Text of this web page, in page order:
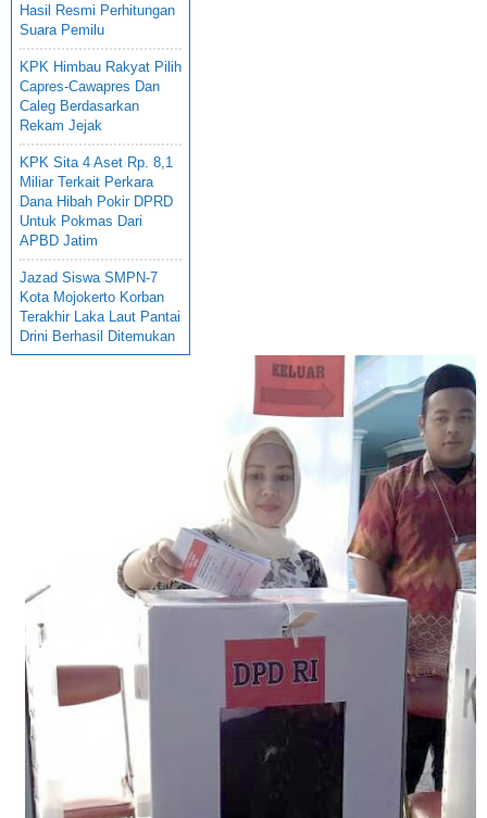
Hasil Resmi Perhitungan
Suara Pemilu
KPK Himbau Rakyat Pilih
Capres-Cawapres Dan
Caleg Berdasarkan
Rekam Jejak
KPK Sita 4 Aset Rp. 8,1
Miliar Terkait Perkara
Dana Hibah Pokir DPRD
Untuk Pokmas Dari
APBD Jatim
Jazad Siswa SMPN-7
Kota Mojokerto Korban
Terakhir Laka Laut Pantai
Drini Berhasil Ditemukan